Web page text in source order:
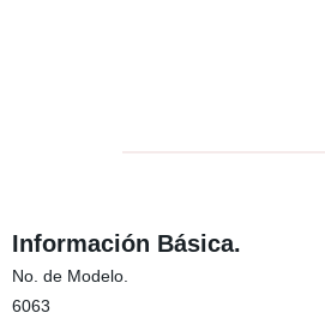
Información Básica.
No. de Modelo.
6063